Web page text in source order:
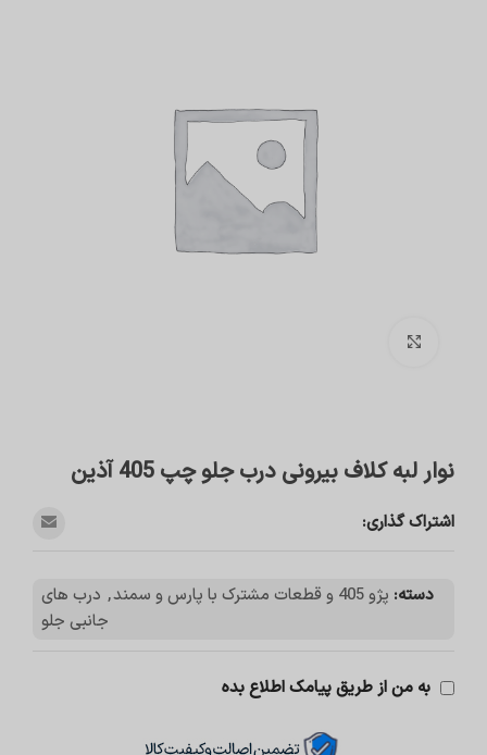
نوار لبه کلاف بیرونی درب جلو چپ 405 آذین
اشتراک گذاری:
دسته: پژو 405 و قطعات مشترک با پارس و سمند , درب های
جانبی جلو
به من از طریق پیامک اطلاع بده